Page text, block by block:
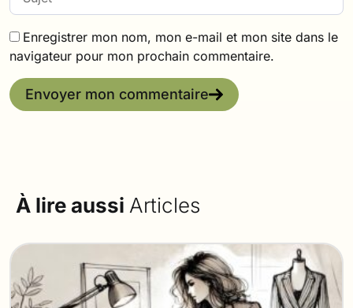
Enregistrer mon nom, mon e-mail et mon site dans le
navigateur pour mon prochain commentaire.
Envoyer mon commentaire
À lire aussi Articles